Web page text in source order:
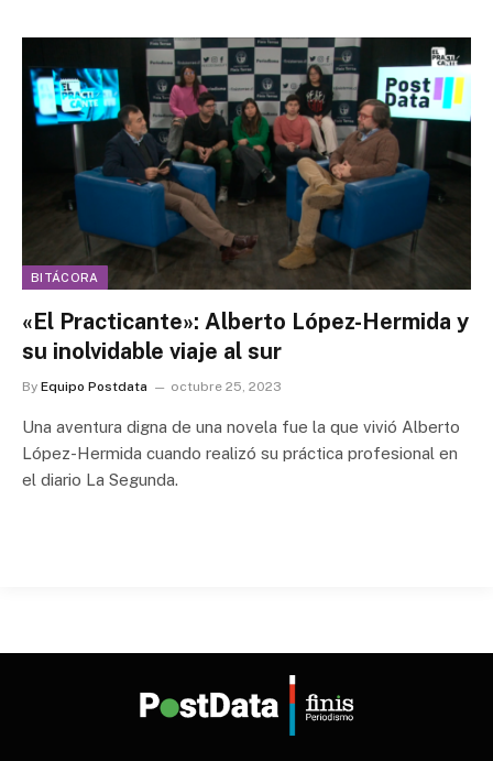
BITÁCORA
«El Practicante»: Alberto López-Hermida y
su inolvidable viaje al sur
By Equipo Postdata octubre 25, 2023
Una aventura digna de una novela fue la que vivió Alberto
López-Hermida cuando realizó su práctica profesional en
el diario La Segunda.